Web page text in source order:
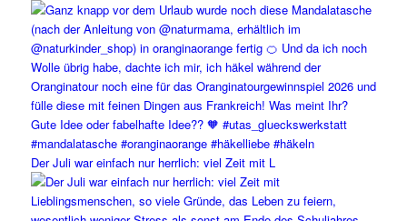
Der Juli war einfach nur herrlich: viel Zeit mit L